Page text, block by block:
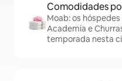
Comodidades
Moab: os
Academia e
temporada nesta